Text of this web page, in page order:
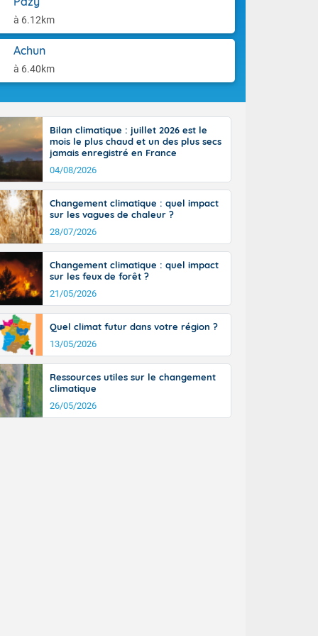
à 6.12km
Achun
à 6.40km
sur
avec des
sur le sud
la
entre 50 et
résiste sur
Alpes à
et 20
du
50-60 km/h
les
l'après-
général, 14
il fait
30 à 35
Bilan climatique : juillet 2026 est le
mois le plus chaud et un des plus secs
jamais enregistré en France
04/08/2026
Changement climatique : quel impact
sur les vagues de chaleur ?
28/07/2026
Changement climatique : quel impact
sur les feux de forêt ?
21/05/2026
Quel climat futur dans votre région ?
13/05/2026
Ressources utiles sur le changement
climatique
26/05/2026